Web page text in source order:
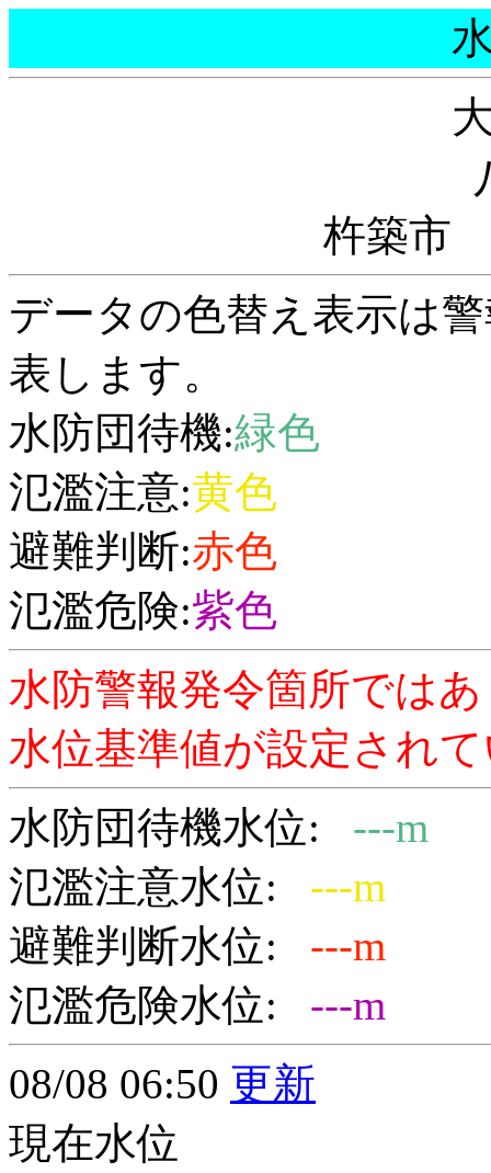
杵築市
データの色替え表示は
表します。
水防団待機:緑色
氾濫注意:黄色
避難判断:赤色
氾濫危険:紫色
水防警報発令箇所では
水位基準値が設定され
水防団待機水位: ---m
氾濫注意水位: ---m
避難判断水位: ---m
氾濫危険水位: ---m
08/08 06:50 更新
現在水位